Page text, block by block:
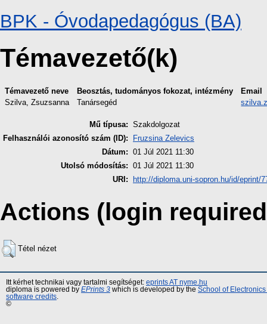
BPK - Óvodapedagógus (BA)
Témavezető(k)
Témavezető neve Beosztás, tudományos fokozat, intézmény
Email
Szilva, Zsuzsanna
Tanársegéd
Mű típusa: Szakdolgozat
Felhasználói azonosító szám (ID):
Fruzsina Zelevics
Dátum: 01 Júl 2021 11:30
Utolsó módosítás: 01 Júl 2021 11:30
URI:
http://diploma.uni-sopron.hu/id/eprint/
Actions (login
Tétel nézet
Itt kérhet technikai vagy tartalmi segítséget: eprints AT nyme.hu
diploma is powered by EPrints 3 which is developed by the School of
software credits
©